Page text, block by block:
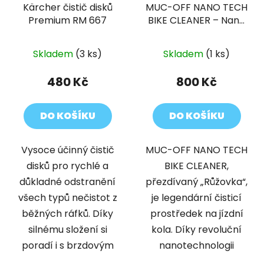
Kärcher čistič disků
Premium RM 667
Skladem (3 ks)
480 Kč
DO KOŠÍKU
Vysoce účinný čistič
disků pro rychlé a
důkladné odstranění
všech typů nečistot z
běžných ráfků. Díky
silnému složení si
poradí i s brzdovým
MUC-OFF NANO TECH
BIKE CLEANER – Nano
kola koncentrat 1L
Skladem (1 ks)
800 Kč
DO KOŠÍKU
MUC-OFF NANO TECH
BIKE CLEANER,
přezdívaný „Růžovka“,
je legendární čisticí
prostředek na jízdní
kola. Díky revoluční
nanotechnologii